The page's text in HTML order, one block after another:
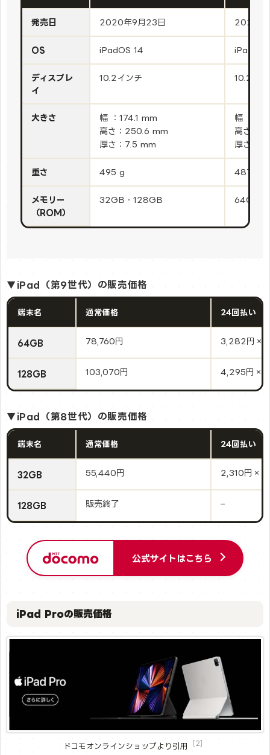
発売日 2020年9月23日 2021年
OS iPadOS 14 iPadOS
ディスプレ
イ
10.2インチ 10.2イン
大きさ
幅 ：174.1 mm
高さ：250.6 mm
厚さ：7.5 mm
幅 ：
高さ：
厚さ：
重さ 495 g 487 g
メモリー
（ROM）
32GB・128GB 64GB・
▼iPad（第9世代）の販売価格
端末名 通常価格 24回払い
64GB 78,760円 3,282円
128GB 103,070円 4,295円
▼iPad（第8世代）の販売価格
端末名 通常価格 24回払い
32GB 55,440円 2,310円
128GB 販売終了 –
公式サイトはこちら
iPad Proの販売価格
ドコモオンラインショップより引用 ［2］